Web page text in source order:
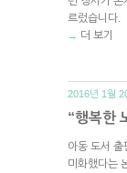
르렀습니다.
→ 더 보기
2016년 1월
“행복한
아동 도서
미화했다는